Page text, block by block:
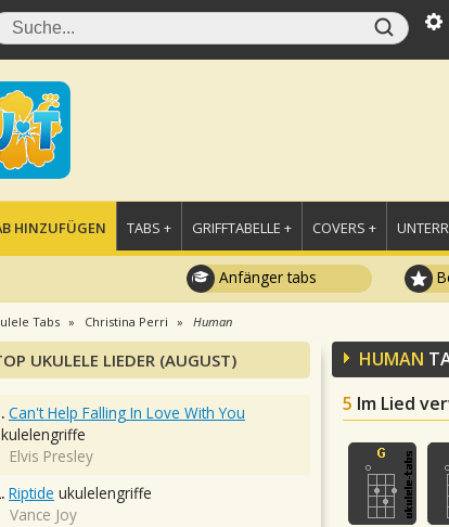
HINZUFÜGEN TABS + GRIFFTABELLE + COVERS +
Anfänger tabs
Tabs Christina Perri Human
HUMAN
5 Im Lied
UKULELE LIEDER (AUGUST)
Can't Help Falling In Love With You
Elvis Presley
Riptide ukulelengriffe
Vance Joy